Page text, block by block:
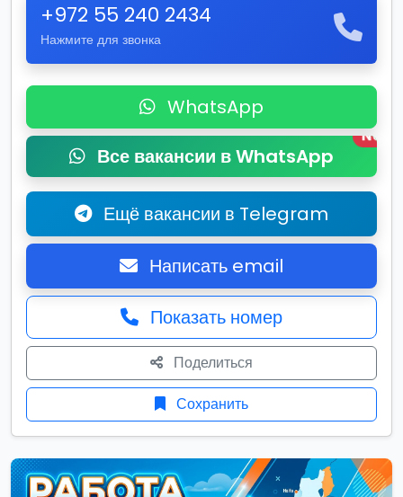
+972 55 240 2434
Нажмите для звонка
WhatsApp
Все вакансии в WhatsApp
New
Ещё вакансии в Telegram
Написать email
Показать номер
Поделиться
Сохранить